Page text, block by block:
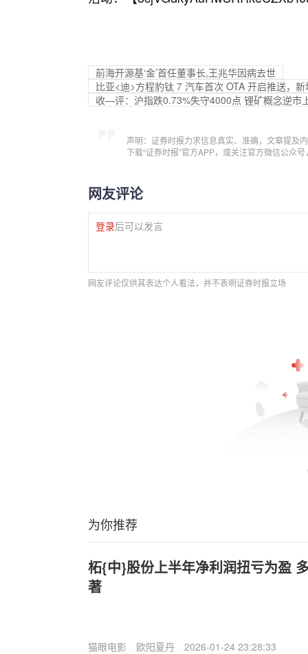
前海开源基‘金’首任董事长,王兆华因病去世
比亚<迪>方程豹钛 7 汽车首次 OTA 开启推送，
收—评：沪指跌0.73%失守4000点 锂矿概念逆市
声明：证券时报力求信息真实、准确，文章提及
下载“证券时报”官方APP，或关注官方微信公众
网友评论
登录后可以发言
网友评论仅供其表达个人看法，并不表明证券时报立场
为你推荐
柘{中}股份上半年净利润扭亏为盈
著
猫眼电影 欧阳夏丹 2026-01-24 23:28:33